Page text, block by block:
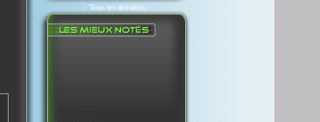
:: Tous les derniers::